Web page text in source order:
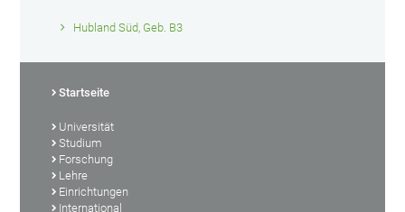
Hubland Süd, Geb. B3
Startseite
Universität
Studium
Forschung
Lehre
Einrichtungen
International